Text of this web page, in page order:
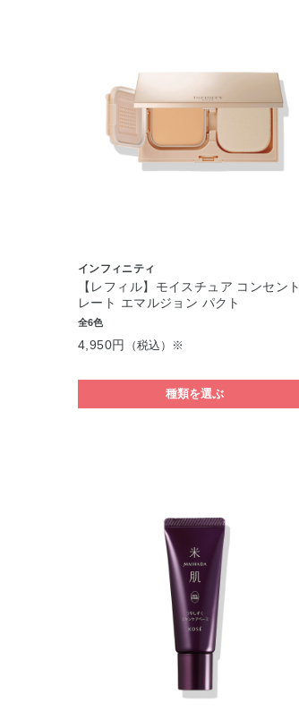
インフィニティ
【レフィル】モイスチュア コンセント
レート エマルジョン パクト
全6色
4,950円 （税込）※
種類を選ぶ